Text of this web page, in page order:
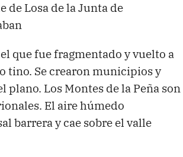
de Losa de la Junta de
que fue fragmentado y vuelto a
tino. Se crearon municipios y
Los Montes de la Peña son
El aire húmedo
barrera y cae sobre el valle